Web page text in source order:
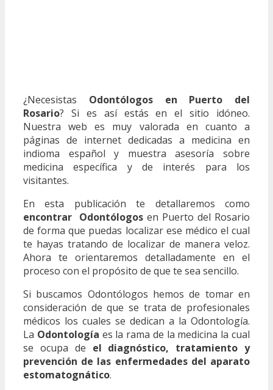
¿Necesistas Odontólogos en Puerto del
Rosario? Si es así estás en el sitio idóneo.
Nuestra web es muy valorada en cuanto a
páginas de internet dedicadas a medicina en
indioma español y muestra asesoría sobre
medicina específica y de interés para los
visitantes.
En esta publicación te detallaremos como
encontrar Odontólogos en Puerto del Rosario
de forma que puedas localizar ese médico el cual
te hayas tratando de localizar de manera veloz.
Ahora te orientaremos detalladamente en el
proceso con el propósito de que te sea sencillo.
Si buscamos Odontólogos hemos de tomar en
consideración de que se trata de profesionales
médicos los cuales se dedican a la Odontología.
La Odontología es la rama de la medicina la cual
se ocupa de el diagnóstico, tratamiento y
prevención de las enfermedades del aparato
estomatognático.